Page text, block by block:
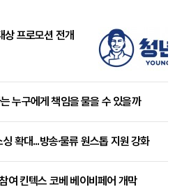
상 프로모션 전개
누구에게 책임을 물을 수 있을까
확대...방송·물류 원스톱 지원 강화
여 킨텍스 코베 베이비페어 개막